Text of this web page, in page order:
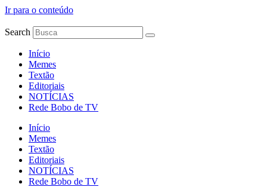
Ir para o conteúdo
Search
Início
Memes
Textão
Editoriais
NOTÍCIAS
Rede Bobo de TV
Início
Memes
Textão
Editoriais
NOTÍCIAS
Rede Bobo de TV